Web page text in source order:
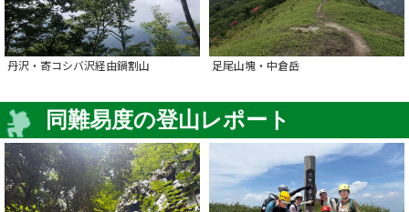
丹沢・寄コシバ沢経由鍋割山 足尾山塊・中倉岳
同難易度の登山レポート